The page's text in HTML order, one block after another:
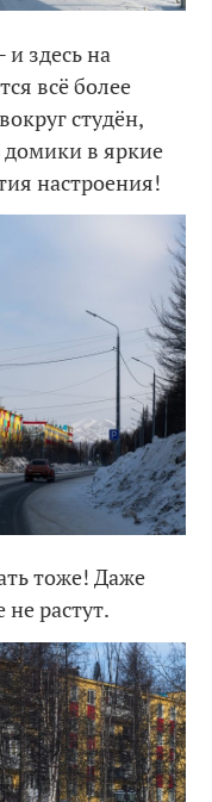
здесь на
всё более
студён,
домики в яркие
настроения!
тоже! Даже
растут.